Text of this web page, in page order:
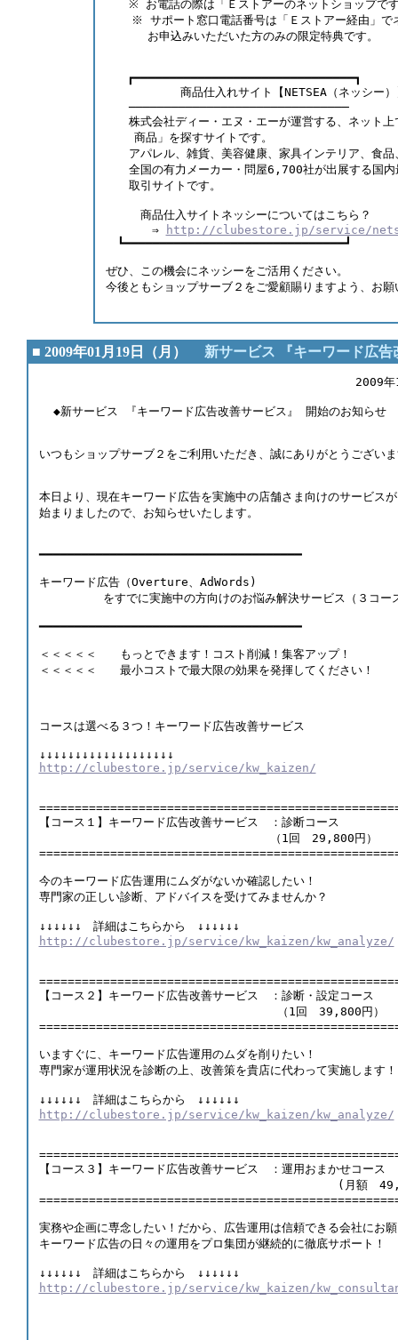
※ お電話の際は「Ｅストアーのネットショップで
※ サポート窓口電話番号は「Ｅストアー経由」で
お申込みいただいた方のみの限定特典です。
   ┏━━━━━━━━━━━━━━━━━━━━━━━━━━━━━━━┓
商品仕入れサイト【NETSEA（ネッシ
株式会社ディー・エヌ・エーが運営する、ネット上
    商品」を探すサイトです。
アパレル、雑貨、美容健康、家具インテリア、食品
全国の有力メーカー・問屋6,700社が出展する国内
取引サイトです。
商品仕入サイトネッシーについ
⇒
http://clubestore.jp/service/
┗━━━━━━━━━━━━━━━━━━━━━━━━━━━━━━━┛
ぜひ、この機会にネッシーをご活用ください。
今後ともショップサーブ２をご愛顧賜りま
■ 2009年01月19日（月） 新サービス 『キーワード広
2009年1月19
◆新サービス 『キーワード広告改善サービス』 開始のお知ら
いつもショップサーブ２をご利用いただき、誠にありがとうござい
本日より、現在キーワード広告を実施中の店舗さま向けのサービスが
始まりましたので、お知らせいたします。
━━━━━━━━━━━━━━━━━━━━━━━━━━━━━━━━━━━━━
キーワード広告（Overture、AdWords)
をすでに実施中の方向けのお悩み解決サービス（３コ
━━━━━━━━━━━━━━━━━━━━━━━━━━━━━━━━━━━━━
＜＜＜＜＜　　もっとできます！コスト削減！集客アップ！　　　
＜＜＜＜＜　　最小コストで最大限の効果を発揮してください！　
コースは選べる３つ！キーワード広告改善サービス
↓↓↓↓↓↓↓↓↓↓↓↓↓↓↓↓↓↓↓
http://clubestore.jp/service/kw_kaizen/
【コース１】キーワード広告改善サービス　：診断コース
（1回　29,800円）
今のキーワード広告運用にムダがないか確認したい！
専門家の正しい診断、アドバイスを受けてみませんか？
↓↓↓↓↓↓　詳細はこちらから　↓↓↓↓↓↓
http://clubestore.jp/service/kw_kaizen/kw_analyze/
【コース２】キーワード広告改善サービス　：診断・設定コース
（1回　39,800円）
いますぐに、キーワード広告運用のムダを削りたい！
専門家が運用状況を診断の上、改善策を貴店に代わって実施します
↓↓↓↓↓↓　詳細はこちらから　↓↓↓↓↓↓
http://clubestore.jp/service/kw_kaizen/kw_analyze/
【コース３】キーワード広告改善サービス　：運用おまかせコース
(月額　
実務や企画に専念したい！だから、広告運用は信頼できる会社にお
キーワード広告の日々の運用をプロ集団が継続的に徹底サポート！
↓↓↓↓↓↓　詳細はこちらから　↓↓↓↓↓↓
http://clubestore.jp/service/kw_kaizen/